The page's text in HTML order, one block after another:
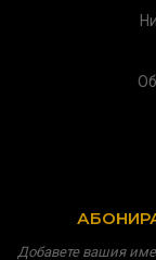
Добавете вашия